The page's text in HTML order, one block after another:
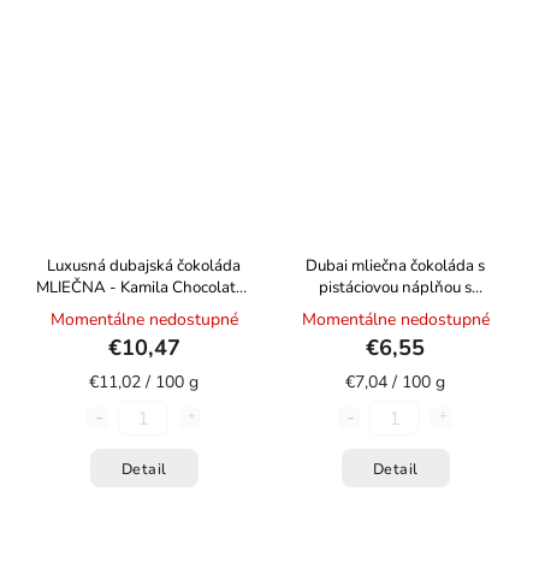
Luxusná dubajská čokoláda
MLIEČNA - Kamila Chocolates
Momentálne nedostupné
€10,47
€11,02 / 100 g
Detail
Dubai mliečna čokoláda s
pistáciovou náplňou s
cestovými rezancami kadayif
93g
Momentálne nedostupné
€6,55
€7,04 / 100 g
Detail